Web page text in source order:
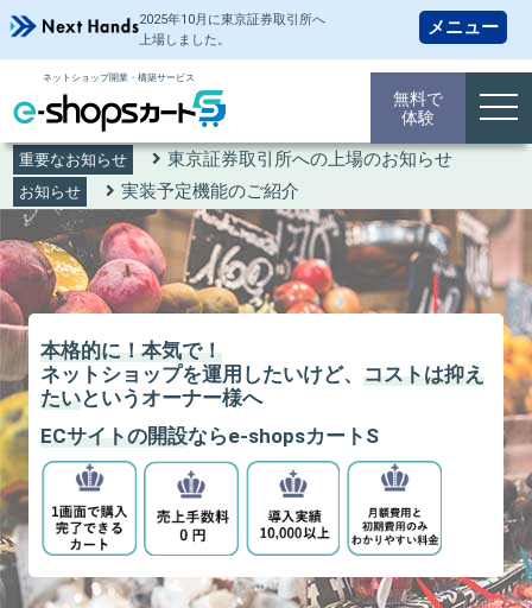
2025年10月に東京証券取引所へ
上場しました。
ネットショップ開業・構築サービス
無料で
体験
重要なお知らせ 東京証券取引所への上場のお知らせ
お知らせ 実装予定機能のご紹介
本格的に！本気で！
ネットショップを運用したいけど、
コストは抑え
たいというオーナー様へ
ECサイトの開設ならe-shopsカートS